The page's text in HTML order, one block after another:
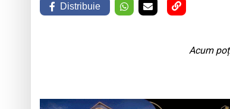
Distribuie
Acum